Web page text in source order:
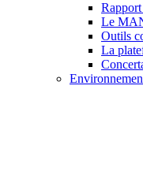
Le
Outils
La